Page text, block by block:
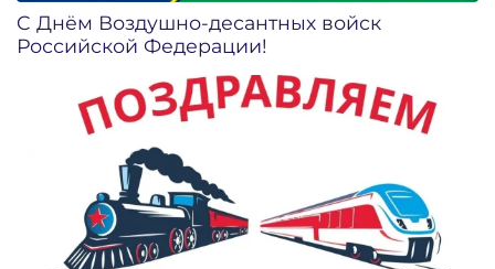
C Днём Воздушно-десантных войск
Российской Федерации!